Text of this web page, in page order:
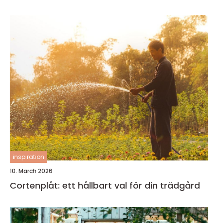
inspiration
10. March 2026
Cortenplåt: ett hållbart val för din trädgård